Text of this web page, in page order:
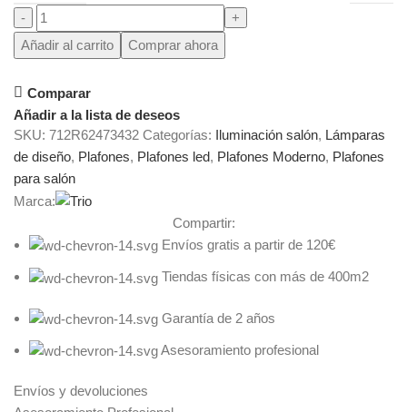
Añadir al carrito Comprar ahora
Comparar
Añadir a la lista de deseos
SKU: 712R62473432 Categorías: Iluminación salón, Lámparas
de diseño, Plafones, Plafones led, Plafones Moderno, Plafones
para salón
Marca:
Compartir:
Envíos gratis a partir de 120€
Tiendas físicas con más de 400m2
Garantía de 2 años
Asesoramiento profesional
Envíos y devoluciones